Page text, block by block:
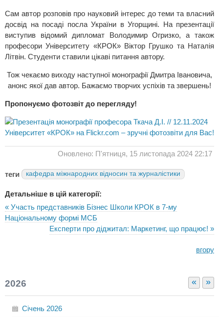
Сам автор розповів про науковий інтерес до теми та власний
досвід на посаді посла України в Угорщині. На презентації
виступив відомий дипломат Володимир Огризко, а також
професори Університету «КРОК» Віктор Грушко та Наталія
Літвін. Студенти ставили цікаві питання автору.
Тож чекаємо виходу наступної монографії Дмитра Івановича,
анонс якої дав автор. Бажаємо творчих успіхів та звершень!
Пропонуємо фотозвіт до перегляду!
Університет «КРОК» на Flickr.com – зручні фотозвіти для Вас!
Оновлено: П'ятниця, 15 листопада 2024 22:17
теги кафедра міжнародних відносин та журналістики
Детальніше в цій категорії:
« Участь представників Бізнес Школи КРОК в 7-му
Національному формі МСБ
Експерти про діджитал: Маркетинг, що працює! »
вгору
« »
2026
Січень 2026